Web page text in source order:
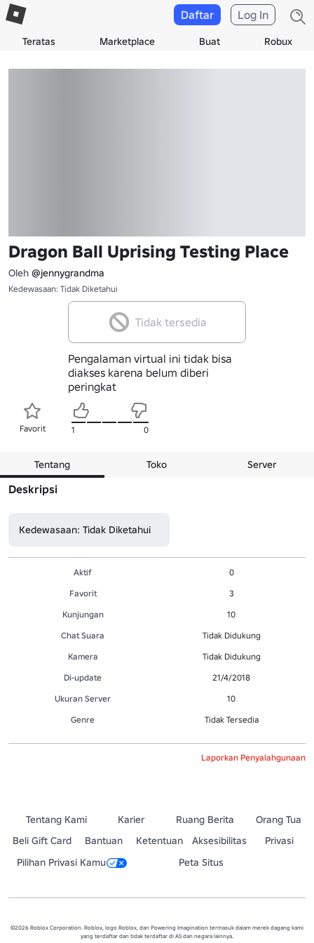
Teratas Marketplace Buat Robux
Daftar Log In
Dragon Ball Uprising Testing Place
Oleh @jennygrandma
Kedewasaan: Tidak Diketahui
Tidak tersedia
Pengalaman virtual ini tidak bisa
diakses karena belum diberi
peringkat
Favorit 1 0
Tentang Toko Server
Deskripsi
Kedewasaan: Tidak Diketahui
Aktif
0
Favorit
3
Kunjungan
10
Chat Suara
Tidak Didukung
Kamera
Tidak Didukung
Di-update
21/4/2018
Ukuran Server
10
Genre
Tidak Tersedia
Laporkan Penyalahgunaan
Tentang Kami Karier Ruang Berita
Orang Tua
Beli Gift Card
Bantuan Ketentuan Aksesibilitas
Privasi
Pilihan Privasi Kamu
Peta Situs
©2026 Roblox Corporation. Roblox, logo Roblox, dan Powering Imagination termasuk dalam merek dagang kami
yang terdaftar dan tidak terdaftar di AS dan negara lainnya.